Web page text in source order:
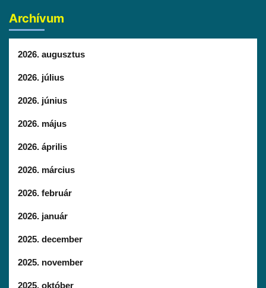
Archívum
2026. augusztus
2026. július
2026. június
2026. május
2026. április
2026. március
2026. február
2026. január
2025. december
2025. november
2025. október